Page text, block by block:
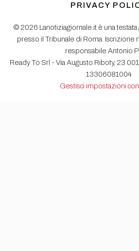
PRIVACY
© 2026 Lanotiziagiornale.it è una testata
presso il Tribunale di Roma. Iscrizione
responsabile Antonio
Ready To Srl - Via Augusto Riboty, 23
13306081004
Gestisci impostazioni